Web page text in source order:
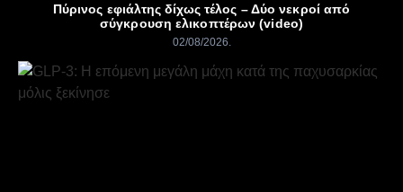
Πύρινος εφιάλτης δίχως τέλος – Δύο νεκροί από
σύγκρουση ελικοπτέρων (video)
02/08/2026